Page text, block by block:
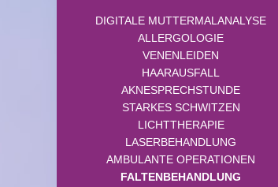
DIGITALE MUTTERMALANALYSE
ALLERGOLOGIE
VENENLEIDEN
HAARAUSFALL
AKNESPRECHSTUNDE
STARKES SCHWITZEN
LICHTTHERAPIE
LASERBEHANDLUNG
AMBULANTE OPERATIONEN
FALTENBEHANDLUNG